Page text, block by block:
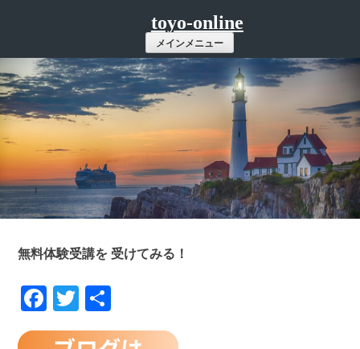
ツ
へ
ス
キ
ッ
プ
toyo-online
メインメニュー
無料体験受講を 受けてみる！
Facebook
Twitter
有